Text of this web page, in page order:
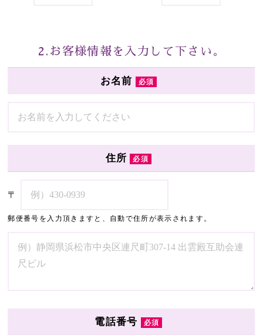
2.お客様情報を入力して下さい。
お名前 必須
住所 必須
〒
郵便番号を入力頂きますと、自動で住所が表示されます。
電話番号 必須